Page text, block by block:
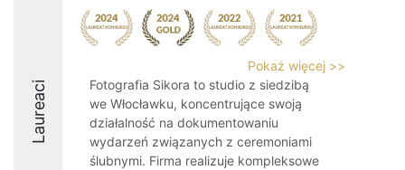
Laureaci
Pokaż więcej >>
Fotografia Sikora to studio z siedzibą
we Włocławku, koncentrujące swoją
działalność na dokumentowaniu
wydarzeń związanych z ceremoniami
ślubnymi. Firma realizuje kompleksowe